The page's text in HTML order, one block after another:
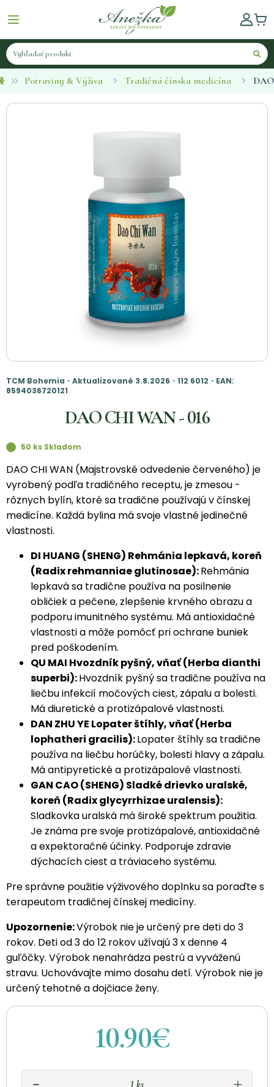
Potraviny & Výživa Tradičná čínska medicína
TCM Bohemia・Aktualizované 3.8.2026・112 6012・EAN:
8594036720121
DAO CHI WAN - 016
50 ks Skladom
DAO CHI WAN (Majstrovské odvedenie červeného) je
vyrobený podľa tradičného receptu, je zmesou -
rôznych bylín, ktoré sa tradične používajú v čínskej
medicíne. Každá bylina má svoje vlastné jedinečné
vlastnosti.
DI HUANG (SHENG) Rehmánia lepkavá, koreň
(Radix rehmanniae glutinosae):Rehmánia
lepkavá sa tradične používa na posilnenie
obličiek a pečene, zlepšenie krvného obrazu a
podporu imunitného systému. Má antioxidačné
vlastnosti a môže pomôcť pri ochrane buniek
pred poškodením.
QU MAI Hvozdník pyšný, vňať (Herba dianthi
superbi):Hvozdník pyšný sa tradične používa na
liečbu infekcií močových ciest, zápalu a bolesti.
Má diuretické a protizápalové vlastnosti.
DAN ZHU YE Lopater štíhly, vňať (Herba
lophatheri gracilis):Lopater štíhly sa tradične
používa na liečbu horúčky, bolesti hlavy a zápalu.
Má antipyretické a protizápalové vlastnosti.
GAN CAO (SHENG) Sladké drievko uralské,
koreň (Radix glycyrrhizae uralensis):
Sladkovka uralská má široké spektrum použitia.
Je známa pre svoje protizápalové, antioxidačné
a expektoračné účinky. Podporuje zdravie
dýchacích ciest a tráviaceho systému.
Pre správne použitie výživového doplnku sa poraďte s
terapeutom tradičnej čínskej medicíny.
Upozornenie:Výrobok nie je určený pre deti do 3
rokov. Deti od 3 do 12 rokov užívajú 3 x denne 4
guľôčky. Výrobok nenahrádza pestrú a vyváženú
stravu. Uchovávajte mimo dosahu detí. Výrobok nie je
určený tehotné a dojčiace ženy.
10.90€